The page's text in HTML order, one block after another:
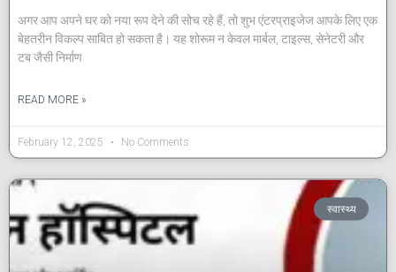
अगर आप अपने घर को नया रूप देने की सोच रहे हैं, तो शुभ एंटरप्राइजेज आपके लिए एक
बेहतरीन विकल्प साबित हो सकता है। यह शोरूम न केवल मार्बल, टाइल्स, सेनेटरी और
टब जैसी निर्माण
READ MORE »
February 12, 2025 No Comments
स्वास्थ्य